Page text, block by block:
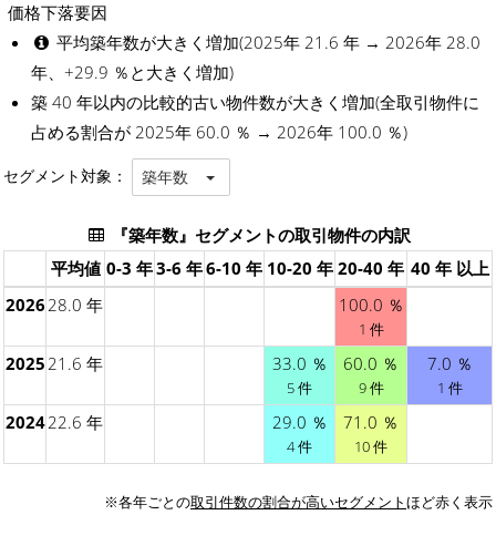
価格下落要因
平均築年数が大きく増加(2025年 21.6 年 → 2026年 28.0
年、+29.9 ％と大きく増加)
築 40 年以内の比較的古い物件数が大きく増加(全取引物件に
占める割合が 2025年 60.0 ％ → 2026年 100.0 ％)
セグメント対象： 築年数
『築年数』セグメントの取引物件の内訳
平均値 0-3 年3-6 年6-10 年 10-20 年 20-40 年 40 年 以上
2026 28.0 年 100.0 ％
1 件
2025 21.6 年 33.0 ％
5 件
60.0 ％
9 件
7.0 ％
1 件
202422.6 年 29.0 ％
4 件
71.0 ％
10 件
※各年ごとの取引件数の割合が高いセグメントほど赤く表示